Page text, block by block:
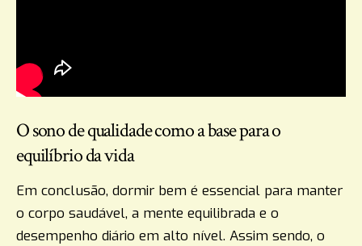
O sono de qualidade como a base para o
equilíbrio da vida
Em conclusão, dormir bem é essencial para manter
o corpo saudável, a mente equilibrada e o
desempenho diário em alto nível. Assim sendo, o